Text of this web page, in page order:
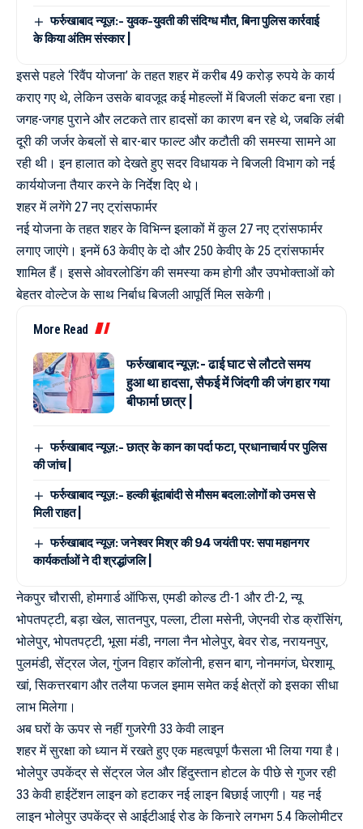
फर्रुखाबाद न्यूज़:- युवक-युवती की संदिग्ध मौत, बिना पुलिस कार्रवाई
के किया अंतिम संस्कार |
इससे पहले ‘रिवैंप योजना’ के तहत शहर में करीब 49 करोड़ रुपये के कार्य
कराए गए थे, लेकिन उसके बावजूद कई मोहल्लों में बिजली संकट बना रहा।
जगह-जगह पुराने और लटकते तार हादसों का कारण बन रहे थे, जबकि लंबी
दूरी की जर्जर केबलों से बार-बार फाल्ट और कटौती की समस्या सामने आ
रही थी। इन हालात को देखते हुए सदर विधायक ने बिजली विभाग को नई
कार्ययोजना तैयार करने के निर्देश दिए थे।
शहर में लगेंगे 27 नए ट्रांसफार्मर
नई योजना के तहत शहर के विभिन्न इलाकों में कुल 27 नए ट्रांसफार्मर
लगाए जाएंगे। इनमें 63 केवीए के दो और 250 केवीए के 25 ट्रांसफार्मर
शामिल हैं। इससे ओवरलोडिंग की समस्या कम होगी और उपभोक्ताओं को
बेहतर वोल्टेज के साथ निर्बाध बिजली आपूर्ति मिल सकेगी।
More Read
फर्रुखाबाद न्यूज़:- ढाई घाट से लौटते समय
हुआ था हादसा, सैफई में जिंदगी की जंग हार गया
बीफार्मा छात्र |
फर्रुखाबाद न्यूज़:- छात्र के कान का पर्दा फटा, प्रधानाचार्य पर पुलिस
की जांच |
फर्रुखाबाद न्यूज़:- हल्की बूंदाबांदी से मौसम बदला:लोगों को उमस से
मिली राहत |
फर्रुखाबाद न्यूज़: जनेश्वर मिश्र की 94 जयंती पर: सपा महानगर
कार्यकर्ताओं ने दी श्रद्धांजलि |
नेकपुर चौरासी, होमगार्ड ऑफिस, एमडी कोल्ड टी-1 और टी-2, न्यू
भोपतपट्टी, बड़ा खेल, सातनपुर, पल्ला, टीला मसेनी, जेएनवी रोड क्रॉसिंग,
भोलेपुर, भोपतपट्टी, भूसा मंडी, नगला नैन भोलेपुर, बेवर रोड, नरायनपुर,
पुलमंडी, सेंट्रल जेल, गुंजन विहार कॉलोनी, हसन बाग, नोनमगंज, घेरशामू
खां, सिकत्तरबाग और तलैया फजल इमाम समेत कई क्षेत्रों को इसका सीधा
लाभ मिलेगा।
अब घरों के ऊपर से नहीं गुजरेगी 33 केवी लाइन
शहर में सुरक्षा को ध्यान में रखते हुए एक महत्वपूर्ण फैसला भी लिया गया है।
भोलेपुर उपकेंद्र से सेंट्रल जेल और हिंदुस्तान होटल के पीछे से गुजर रही
33 केवी हाईटेंशन लाइन को हटाकर नई लाइन बिछाई जाएगी। यह नई
लाइन भोलेपुर उपकेंद्र से आईटीआई रोड के किनारे लगभग 5.4 किलोमीटर